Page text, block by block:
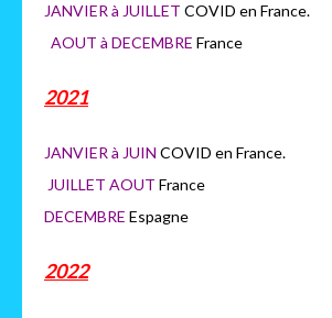
JANVIER à JUILLET COVID en
AOUT à DECEMBRE France
2021
JANVIER à JUIN COVID en
JUILLET AOUT
DECEMBRE Espagne
2022